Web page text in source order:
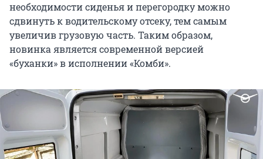
необходимости сиденья и перегородку можно
сдвинуть к водительскому отсеку, тем самым
увеличив грузовую часть. Таким образом,
новинка является современной версией
«буханки» в исполнении «Комби».